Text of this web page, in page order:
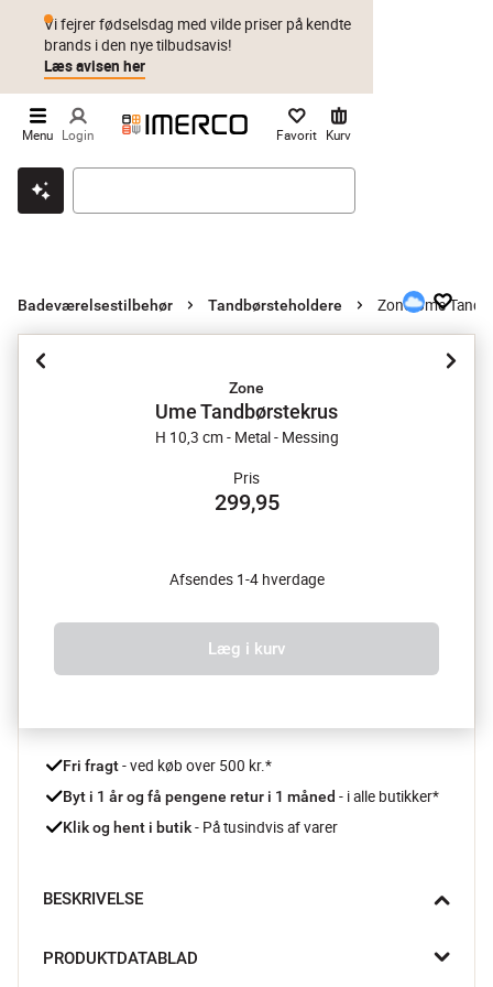
Klik & hent Byt i 1 år Prismatch
Vi fejrer fødselsdag med vilde priser på kendte
brands i den nye tilbudsavis!
Læs avisen her
Menu Login Favorit Kurv
Badeværelsestilbehør Tandbørsteholdere Zone Ume
Zone
Ume Tandbørstekrus
H 10,3 cm - Metal - Messing
Pris
299,95
Afsendes 1-4 hverdage
Læg i kurv
Fri fragt - ved køb over 500 kr.*
Byt i 1 år og få pengene retur i 1 måned - i alle butikker*
Klik og hent i butik - På tusindvis af varer
BESKRIVELSE
stentøj med mat soft touch belægning. Tandkruset har et
PRODUKTDATABLAD